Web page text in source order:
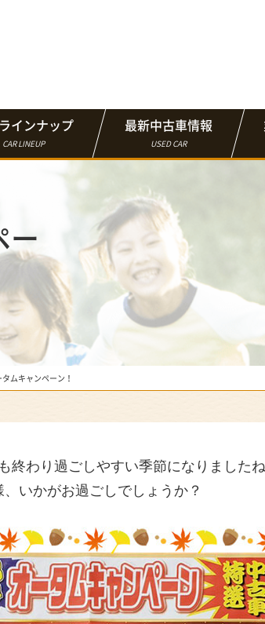
インナップ
CAR LINEUP
最新中古車情報
USED CAR
ー
ムキャンペーン！
終わり過ごしやすい季節になりました
、いかがお過ごしでしょうか？